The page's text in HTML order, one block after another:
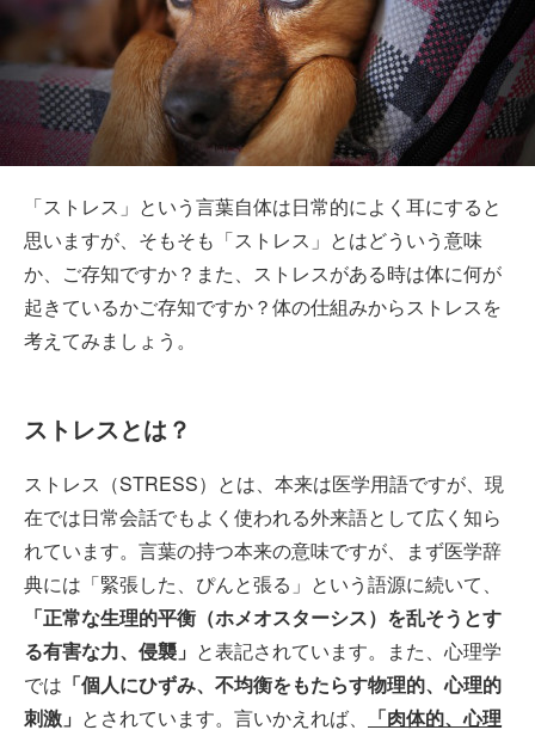
「ストレス」という言葉自体は日常的によく耳にすると
思いますが、そもそも「ストレス」とはどういう意味
か、ご存知ですか？また、ストレスがある時は体に何が
起きているかご存知ですか？体の仕組みからストレスを
考えてみましょう。
ストレスとは？
ストレス（STRESS）とは、本来は医学用語ですが、現
在では日常会話でもよく使われる外来語として広く知ら
れています。言葉の持つ本来の意味ですが、まず医学辞
典には「緊張した、ぴんと張る」という語源に続いて、
「正常な生理的平衡（ホメオスターシス）を乱そうとす
る有害な力、侵襲」 と表記されています。また、心理学
では 「個人にひずみ、不均衡をもたらす物理的、心理的
刺激」 とされています。言いかえれば、
「肉体的、心理